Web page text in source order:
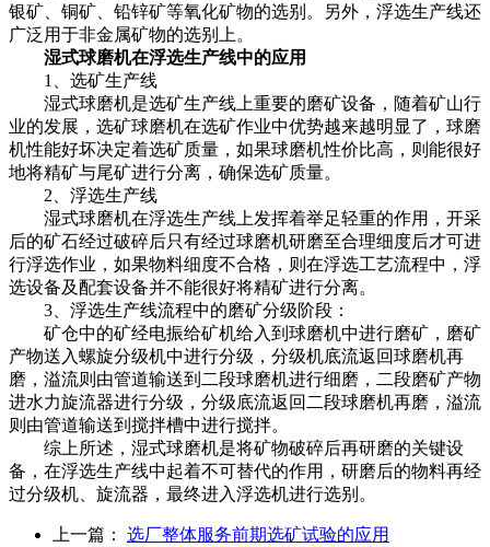
银矿、铜矿、铅锌矿等氧化矿物的选别。另外，浮选生产线还
广泛用于非金属矿物的选别上。
湿式球磨机在浮选生产线中的应用
1、选矿生产线
湿式球磨机是选矿生产线上重要的磨矿设备，随着矿山行
业的发展，选矿球磨机在选矿作业中优势越来越明显了，球磨
机性能好坏决定着选矿质量，如果球磨机性价比高，则能很好
地将精矿与尾矿进行分离，确保选矿质量。
2、浮选生产线
湿式球磨机在浮选生产线上发挥着举足轻重的作用，开采
后的矿石经过破碎后只有经过球磨机研磨至合理细度后才可进
行浮选作业，如果物料细度不合格，则在浮选工艺流程中，浮
选设备及配套设备并不能很好将精矿进行分离。
3、浮选生产线流程中的磨矿分级阶段：
矿仓中的矿经电振给矿机给入到球磨机中进行磨矿，磨矿
产物送入螺旋分级机中进行分级，分级机底流返回球磨机再
磨，溢流则由管道输送到二段球磨机进行细磨，二段磨矿产物
进水力旋流器进行分级，分级底流返回二段球磨机再磨，溢流
则由管道输送到搅拌槽中进行搅拌。
综上所述，湿式球磨机是将矿物破碎后再研磨的关键设
备，在浮选生产线中起着不可替代的作用，研磨后的物料再经
过分级机、旋流器，最终进入浮选机进行选别。
上一篇： 选厂整体服务前期选矿试验的应用